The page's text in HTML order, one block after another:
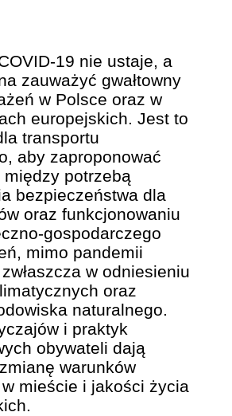
19 nie ustaje, a
zauważyć gwałtowny
w Polsce oraz w
europejskich. Jest to
transportu
aby zaproponować
między potrzebą
bezpieczeństwa dla
oraz funkcjonowaniu
gospodarczego
mimo pandemii
w odniesieniu
oraz
naturalnego.
i praktyk
obywateli dają
warunków
mieście i jakości życia